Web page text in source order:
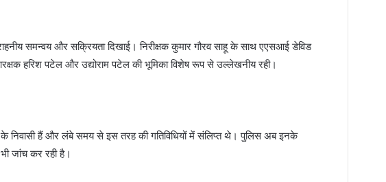
समन्वय और सक्रियता दिखाई। निरीक्षक कुमार गौरव साहू के साथ एएसआई डेविड
हरिश पटेल और उद्योराम पटेल की भूमिका विशेष रूप से उल्लेखनीय रही।
के निवासी हैं और लंबे समय से इस तरह की गतिविधियों में संलिप्त थे। पुलिस अब इनके
जांच कर रही है।